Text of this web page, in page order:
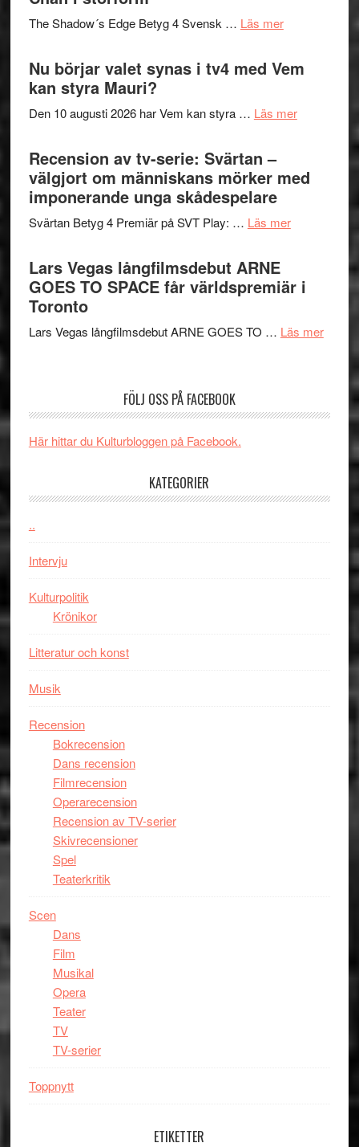
och
The Shadow´s Edge Betyg 4 Svensk … Läs merom
Shadow
Edge
och
en
i
Nu börjar valet synas i tv4 med Vem
kan styra Mauri?
Den 10 augusti 2026 har Vem kan styra … Läs merom
valet
synas
kan
Recension av tv-serie: Svärtan –
välgjort om människans mörker med
imponerande unga skådespelare
Svärtan Betyg 4 Premiär på SVT Play: … Läs merom
tv-
serie:
–
människans
mörker
Lars Vegas långfilmsdebut ARNE
GOES TO SPACE får världspremiär i
Toronto
Lars Vegas långfilmsdebut ARNE GOES TO … Läs merom
ARNE
FÖLJ OSS PÅ FACEBOOK
Här hittar du Kulturbloggen på Facebook.
KATEGORIER
..
Intervju
Kulturpolitik
Krönikor
Litteratur och konst
Musik
Recension
Bokrecension
Dans recension
Filmrecension
Operarecension
Recension av TV-serier
Skivrecensioner
Spel
Teaterkritik
Scen
Dans
Film
Musikal
Opera
Teater
TV
TV-serier
Toppnytt
ETIKETTER